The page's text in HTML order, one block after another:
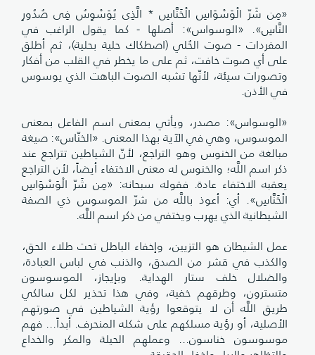
«مِن شَرّ الْوَسْوَاسِ الْخَنَّاسِ * الَّذِى يُوَسْوِسُ فِى صُدُورِ
النَّاسِ». «الوسواس»: أصلها - كما يقول الراغب في
المفردات - صوت الحُلي (اصطكاك حلية بحلية)، ثم أطلق
على أي صوت خافت، ثم على ما يخطر في القلب من أفكار
وتصورات سيئة، لأنّها تشبه الصوت الباهت الذي يوسوس
في الأذن.
«الوسواس»: مصدر، ويأتي بمعنى اسم الفاعل بمعنى
الموسوس، وهي في الآية بهذا المعنى. «الخنّاس»: صيغة
مبالغة من الخنوس وهو التراجع، لأنّ الشياطين تتراجع عند
ذكر اسم اللَّه؛ والخنوس له معنى الاختفاء أيضاً، لأن التراجع
يعقبه الاختفاء عادة. فقوله سبحانه: «مِن شَرّ الْوَسْوَاسِ
الْخَنَّاسِ». أي: أعوذ باللَّه من شرّ الموسوس ذي الصفة
الشيطانية الذي يهرب ويختفي من ذكر اسم اللَّه.
عمل الشيطان هو التزيين، وإخفاء الباطل تحت طلاء الحق،
والكذب في قشر من الصدق، والذنب في لباس العبادة،
والضلال خلف ستار الهداية. وبإيجاز، الموسوسون
متسترون، وطرقهم خفية، وفي هذا تحذير لكل سالكي
طريق اللَّه أن لا يتوقعوا رؤية الشياطين في صورتهم
الأصلية، أو رؤية مسلكهم على شكله المنحرف. أبداً... فهم
موسوسون خناسون... وعملهم الحيلة والمكر والخداع